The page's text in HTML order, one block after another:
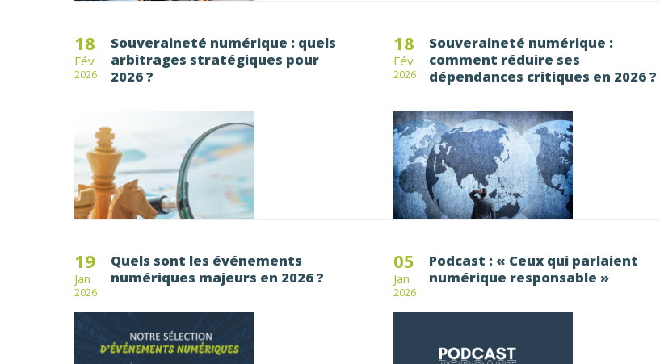
18
Fév
2026
Souveraineté numérique : quels
arbitrages stratégiques pour
2026 ?
18
Fév
2026
Souveraineté numérique :
comment réduire ses
dépendances critiques en 2026 ?
19
Jan
2026
Quels sont les événements
numériques majeurs en 2026 ?
05
Jan
2026
Podcast : « Ceux qui parlaient
numérique responsable »